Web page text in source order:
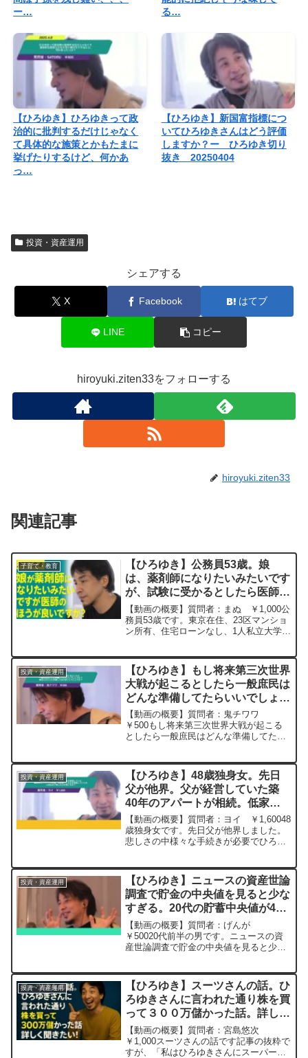
ー…
る…
【ひろゆき】ひろゆきって政
治的に批判するだけじゃなく
て具体的な施策とかもたまに
挙げたりするけど、何かあ
っ…
【ひろゆき】新国富指標につ
いてひろゆきさんはどう評価
しますか？ー ひろゆき切り
抜き 20250404
投資・資産運用
シェアする
X Facebook はてブ
LINE コピー
hiroyuki.ziten33をフォローする
hiroyuki.ziten33
関連記事
子育て・教育
【ひろゆき】公務員53歳。娘
は、薬剤師になりたいみたいです
が、試験に受かるとしたら医師の
ほうが良いですかね？お金の心配
もありますー ひろゆき切り抜
き 20250804
【動画の概要】質問者：まぬ ￥1,000公
務員53歳です。東京在住、23区マンショ
ン所有、住宅ローンなし、1人私立大学理
剤師になりたいみたいですが、試験に
受...
投資・資産運用
【ひろゆき】もし将来第三次世界
大戦が起こるとしたら一般庶民は
どんな準備してたらいいでしょう
か？資金とかどこに投資しておけ
ばいいでしょうか？ー ひろゆき
切り抜き 20231028
【動画の概要】質問者：鬼チワワ
￥500もし将来第三次世界大戦が起こる
としたら一般庶民はどんな準備してたら
は陰謀論にハマらない。小諸のワインを
呑みながら 2023/10...
投資・資産運用
【ひろゆき】48歳独身女。先日
父が他界。父が経営していた築
40年のアパートが相続。低家賃
でこのまま経営していくか土地込
みで売った方が良いのかアドバイ
スいただけたら幸いです、ー
【動画の概要】質問者：ヨイ ￥1,60048
歳独身女です。先日父が他界しました。
悲しさの中様々な手続きが必要でひろゆ
ていた築40年のアパートが相続されます
が（私もそこ...
投資・資産運用
【ひろゆき】ニュースの資産世論
調査で貯金の中央値を見ると少な
すぎる。20代の貯蓄中央値が440
万、30代は978万と少ない。改善
することはできないのでしょう
か？ー ひろゆき切り抜き
【動画の概要】質問者：げんが
￥50020代前半の男です。ニュースの資
産世論調査で貯金の中央値を見ると少な
は978万と少なく、今後は格差がより拡
大する気がします・...
投資・資産運用
【ひろゆき】スーツさんの話。ひ
ろゆきさんに言われた通り株を買
って３００万儲かった話。詳しく
聞きたい！ー ひろゆき切り抜
き 20251103
【動画の概要】質問者：宮島悠次
￥1,000スーツさんの話です記事の抜粋で
すが、「私はひろゆきさんにスーパーチ